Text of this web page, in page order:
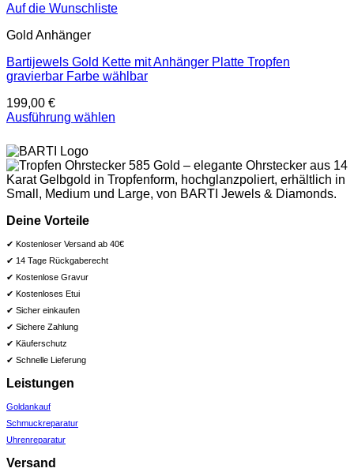
Auf die Wunschliste
Gold Anhänger
Bartijewels Gold Kette mit Anhänger Platte Tropfen
gravierbar Farbe wählbar
199,00 €
Ausführung wählen
Produkt
weist
mehrere
Varianten
auf.
Die
können
auf
der
gewählt
werden
Deine Vorteile
✔ Kostenloser Versand ab 40€
✔ 14 Tage Rückgaberecht
✔ Kostenlose Gravur
✔ Kostenloses Etui
✔ Sicher einkaufen
✔ Sichere Zahlung
✔ Käuferschutz
✔ Schnelle Lieferung
Leistungen
Goldankauf
Schmuckreparatur
Uhrenreparatur
Versand